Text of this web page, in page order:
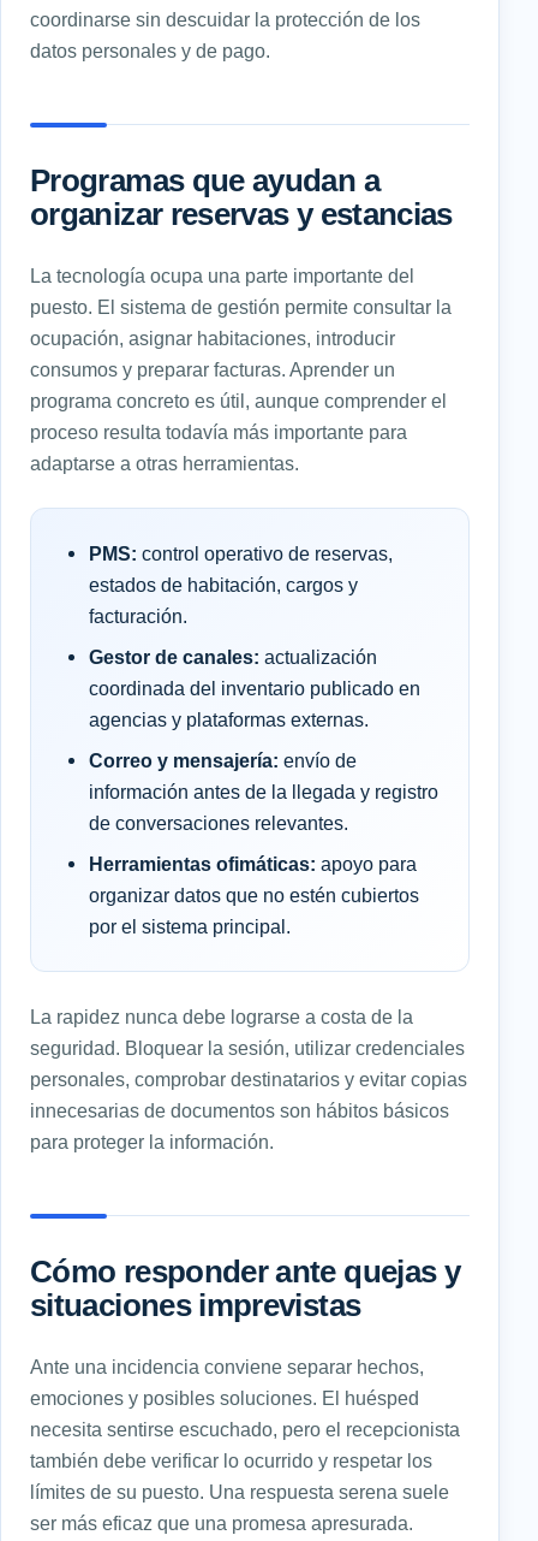
coordinarse sin descuidar la protección de los
datos personales y de pago.
Programas que ayudan a
organizar reservas y estancias
La tecnología ocupa una parte importante del
puesto. El sistema de gestión permite consultar la
ocupación, asignar habitaciones, introducir
consumos y preparar facturas. Aprender un
programa concreto es útil, aunque comprender el
proceso resulta todavía más importante para
adaptarse a otras herramientas.
PMS: control operativo de reservas,
estados de habitación, cargos y
facturación.
Gestor de canales: actualización
coordinada del inventario publicado en
agencias y plataformas externas.
Correo y mensajería: envío de
información antes de la llegada y registro
de conversaciones relevantes.
Herramientas ofimáticas: apoyo para
organizar datos que no estén cubiertos
por el sistema principal.
La rapidez nunca debe lograrse a costa de la
seguridad. Bloquear la sesión, utilizar credenciales
personales, comprobar destinatarios y evitar copias
innecesarias de documentos son hábitos básicos
para proteger la información.
Cómo responder ante quejas y
situaciones imprevistas
Ante una incidencia conviene separar hechos,
emociones y posibles soluciones. El huésped
necesita sentirse escuchado, pero el recepcionista
también debe verificar lo ocurrido y respetar los
límites de su puesto. Una respuesta serena suele
ser más eficaz que una promesa apresurada.